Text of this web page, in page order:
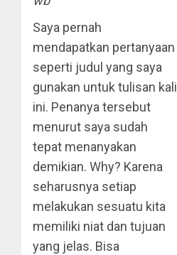
Saya pernah
mendapatkan pertanyaan
seperti judul yang saya
gunakan untuk tulisan kali
ini. Penanya tersebut
menurut saya sudah
tepat menanyakan
demikian. Why? Karena
seharusnya setiap
melakukan sesuatu kita
memiliki niat dan tujuan
yang jelas. Bisa